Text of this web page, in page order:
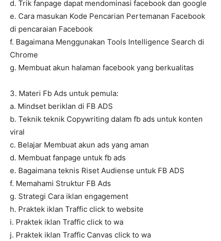
d. Trik fanpage dapat mendominasi facebook dan google
e. Cara masukan Kode Pencarian Pertemanan Facebook
di pencaraian Facebook
f. Bagaimana Menggunakan Tools Intelligence Search di
Chrome
g. Membuat akun halaman facebook yang berkualitas
3. Materi Fb Ads untuk pemula:
a. Mindset beriklan di FB ADS
b. Teknik teknik Copywriting dalam fb ads untuk konten
viral
c. Belajar Membuat akun ads yang aman
d. Membuat fanpage untuk fb ads
e. Bagaimana teknis Riset Audiense untuk FB ADS
f. Memahami Struktur FB Ads
g. Strategi Cara iklan engagement
h. Praktek iklan Traffic click to website
i. Praktek iklan Traffic click to wa
j. Praktek iklan Traffic Canvas click to wa